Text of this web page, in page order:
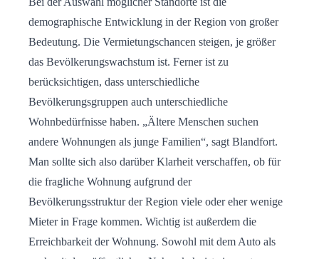
demographische Entwicklung in der Region von großer
Bedeutung. Die Vermietungschancen steigen, je größer
das Bevölkerungswachstum ist. Ferner ist zu
berücksichtigen, dass unterschiedliche
Bevölkerungsgruppen auch unterschiedliche
Wohnbedürfnisse haben. „Ältere Menschen suchen
andere Wohnungen als junge Familien“, sagt Blandfort.
Man sollte sich also darüber Klarheit verschaffen, ob für
die fragliche Wohnung aufgrund der
Bevölkerungsstruktur der Region viele oder eher wenige
Mieter in Frage kommen. Wichtig ist außerdem die
Erreichbarkeit der Wohnung. Sowohl mit dem Auto als